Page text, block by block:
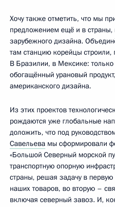
Хочу также отметить, что мы
предложением ещё и в страны,
зарубежного дизайна.
там станцию корейцы
В Бразилии, в Мексике:
обогащённый урановый
американского дизайна.
Из этих проектов
рождаются уже глобальные
доложить, что под
Савельева мы сформировали
«Большой Северный морской
транспортную опорную
страны, решая задачу в
наших товаров, во вторую –
включая северный завоз. И,